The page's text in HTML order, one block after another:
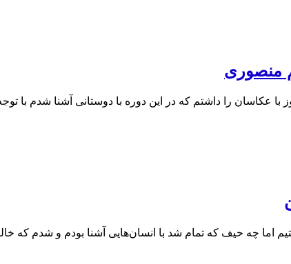
منصوری
را داشتم که در این دوره با دوستانی آشنا شدم با توجه
اما چه حیف که تمام شد با انسان‌هایی آشنا بودم و شدم که